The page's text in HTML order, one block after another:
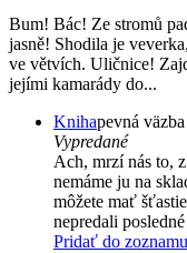
Bum! Bác! Ze stromů
jasně! Shodila je
ve větvích. Uličnice!
jejími kamarády do...
Knihapevná väzba
Vypredané
Ach, mrzí nás to,
nemáme ju na
môžete mať
nepredali
Pridať do zoznamu